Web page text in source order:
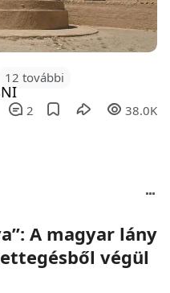
12 további
2 38.0K
A magyar lány
végül